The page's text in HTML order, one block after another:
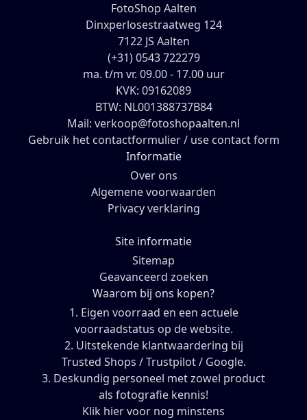
FotoShop Aalten
Dinxperlosestraatweg 124
7122 JS Aalten
(+31) 0543 722279
ma. t/m vr. 09.00 - 17.00 uur
KVK: 09162089
BTW: NL001388737B84
Mail: verkoop@fotoshopaalten.nl
Gebruik het contactformulier / use contact form
Informatie
Over ons
Algemene voorwaarden
Privacy verklaring
Site informatie
Sitemap
Geavanceerd zoeken
Waarom bij ons kopen?
1. Eigen voorraad en een actuele
voorraadstatus op de website.
2. Uitstekende klantwaardering bij
Trusted Shops / Trustpilot / Google.
3. Deskundig personeel met zowel product
als fotografie kennis!
Klik hier voor nog minstens